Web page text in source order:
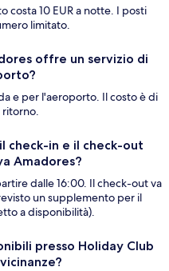
costa 10 EUR a notte. I posti
limitato.
offre un servizio di
e per l'aeroporto. Il costo è di
ritorno.
check-in e il check-out
Amadores?
dalle 16:00. Il check-out va
un supplemento per il
a disponibilità).
presso Holiday Club